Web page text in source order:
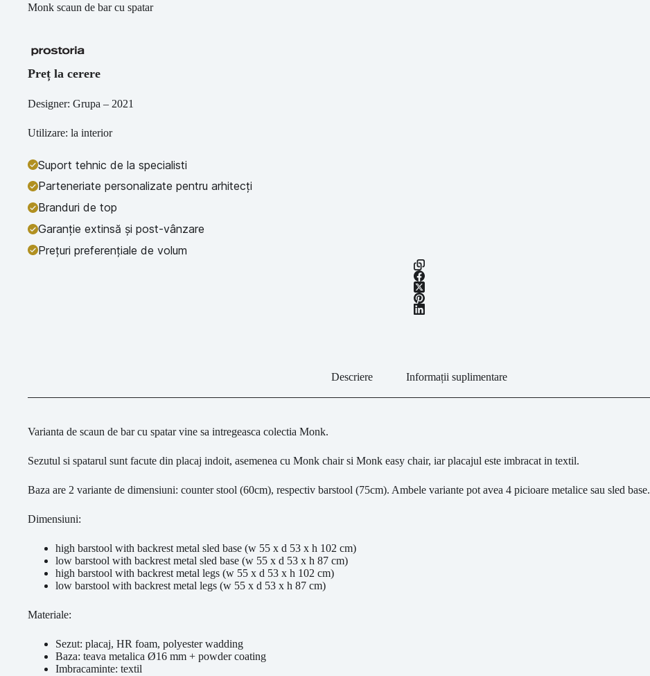
Monk scaun de bar cu spatar
Preț la cerere
Designer: Grupa – 2021
Utilizare: la interior
Suport tehnic de la specialisti
Parteneriate personalizate pentru arhitecți
Branduri de top
Garanție extinsă și post-vânzare
Prețuri preferențiale de volum
Descriere Informații suplimentare
Varianta de scaun de bar cu spatar vine sa intregeasca colectia Monk.
Sezutul si spatarul sunt facute din placaj indoit, asemenea cu Monk chair si Monk easy chair, iar placajul este imbracat in textil.
Baza are 2 variante de dimensiuni: counter stool (60cm), respectiv barstool (75cm). Ambele variante pot avea 4 picioare metalice sau sled base.
Dimensiuni:
high barstool with backrest metal sled base (w 55 x d 53 x h 102 cm)
low barstool with backrest metal sled base (w 55 x d 53 x h 87 cm)
high barstool with backrest metal legs (w 55 x d 53 x h 102 cm)
low barstool with backrest metal legs (w 55 x d 53 x h 87 cm)
Materiale:
Sezut: placaj, HR foam, polyester wadding
Baza: teava metalica Ø16 mm + powder coating
Imbracaminte: textil